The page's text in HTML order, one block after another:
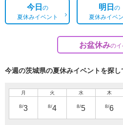
今日の
夏休みイベント
明日の
夏休みイベ
お盆休みの
今週の茨城県の夏休みイベントを探し
月
8/3
火
8/4
水
8/5
木
8/6